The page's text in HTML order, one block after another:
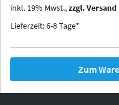
Iowa
inkl. 19% Mwst.,zzgl. Versand
Lieferzeit: 6-8 Tage*
Zum